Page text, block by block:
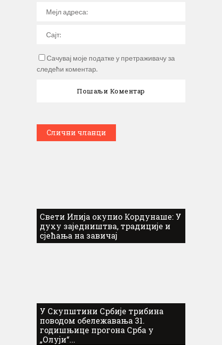
Сачувај моје податке у претраживачу за
следећи коментар.
Слични чланци
Свети Илија окупио Кордунаше: У
духу заједништва, традиције и
сјећања на завичај
У Скупштини Србије трибина
поводом обележавања 31.
годишњице прогона Срба у
„Олуји“...